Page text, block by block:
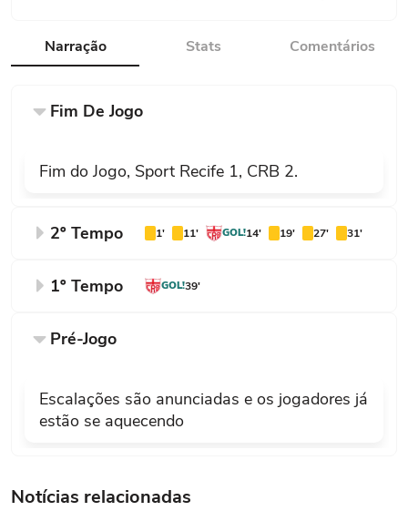
Narração Stats Comentários
Fim De Jogo
Fim do Jogo, Sport Recife 1, CRB 2.
2º Tempo 1' 11' GOL!14' 19' 27' 31'
53'
Fim do segundo tempo, Sport Recife 1,
CRB 2.
1º Tempo GOL!39'
51'
Fim do primeiro tempo, Sport Recife 0,
CRB 1.
Oportunidade perdida Mikael (CRB),
finalização com o pé esquerdo de fora da
Pré-Jogo
Escalações são anunciadas e os jogadores já
estão se aquecendo
Notícias relacionadas